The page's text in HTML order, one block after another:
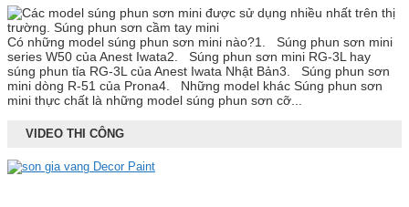
Có những model súng phun sơn mini nào?1. Súng phun sơn mini
series W50 của Anest Iwata2. Súng phun sơn mini RG-3L hay
súng phun tỉa RG-3L của Anest Iwata Nhật Bản3. Súng phun sơn
mini dòng R-51 của Prona4. Những model khác Súng phun sơn
mini thực chất là những model súng phun sơn cỡ...
VIDEO THI CÔNG